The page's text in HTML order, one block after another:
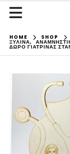
HOME SHOP
ΞΥΛΙΝΑ,
ΔΏΡΟ ΓΙΑΤΡΊΝΑΣ